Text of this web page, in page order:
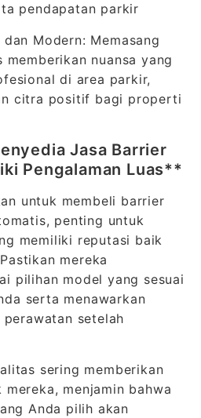
pendapatan parkir
Modern: Memasang
nuansa yang
di area parkir,
citra positif bagi properti
Jasa Barrier
Pengalaman Luas**
untuk membeli barrier
penting untuk
memiliki reputasi baik
mereka
pilihan model yang sesuai
serta menawarkan
setelah
sering memberikan
menjamin bahwa
Anda pilih akan